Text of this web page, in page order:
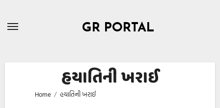
content
GR PORTAL
હયાતિની ખરાઈ
Home હયાતિની ખરાઈ